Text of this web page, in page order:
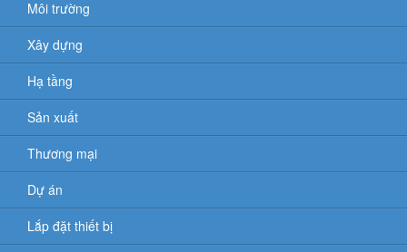
Môi trường
Xây dựng
Hạ tầng
Sản xuất
Thương mại
Dự án
Lắp đặt thiết bị